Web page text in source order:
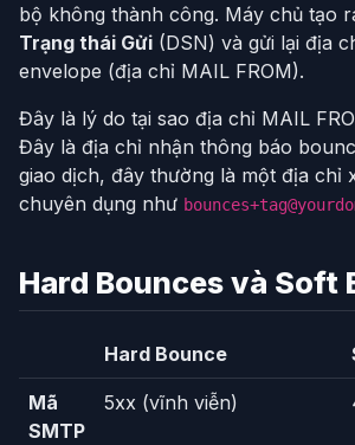
bộ không thành công. Máy chủ tạo
Trạng thái Gửi (DSN) và gửi lại địa
envelope (địa chỉ MAIL FROM).
Đây là lý do tại sao địa chỉ MAIL
Đây là địa chỉ nhận thông báo
giao dịch, đây thường là một địa chỉ
chuyên dụng như
Hard Bounces và Soft
Hard Bounce
Mã
SMTP
5xx (vĩnh viễn)